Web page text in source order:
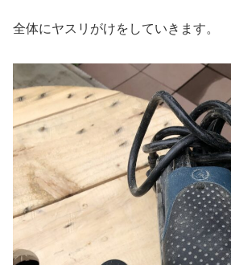
全体にヤスリがけをしていきます。